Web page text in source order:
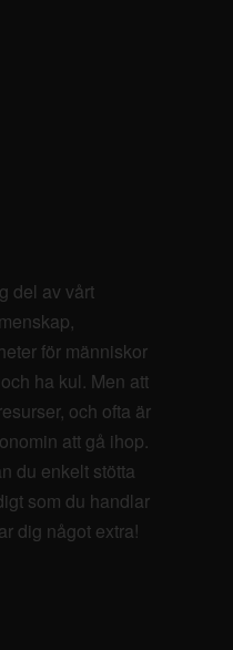
del av vårt
för människor
ha kul. Men att
och ofta är
att gå ihop.
du enkelt stötta
som du handlar
dig något extra!